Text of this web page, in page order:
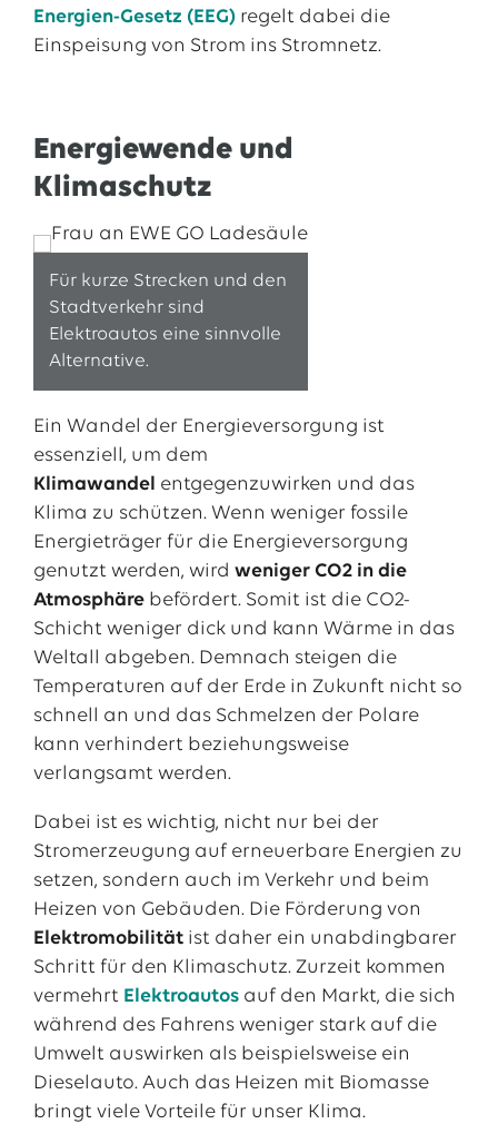
Energien-Gesetz (EEG)regelt dabei die
Einspeisung von Strom ins Stromnetz.
Energiewende und
Klimaschutz
Für kurze Strecken und den
Stadtverkehr sind
Elektroautos eine sinnvolle
Alternative.
Ein Wandel der Energieversorgung ist
essenziell, um dem
Klimawandel entgegenzuwirken und das
Klima zu schützen. Wenn weniger fossile
Energieträger für die Energieversorgung
genutzt werden, wird weniger CO2 in die
Atmosphärebefördert. Somit ist die CO2-
Schicht weniger dick und kann Wärme in das
Weltall abgeben. Demnach steigen die
Temperaturen auf der Erde in Zukunft nicht so
schnell an und das Schmelzen der Polare
kann verhindert beziehungsweise
verlangsamt werden.
Dabei ist es wichtig, nicht nur bei der
Stromerzeugung auf erneuerbare Energien zu
setzen, sondern auch im Verkehr und beim
Heizen von Gebäuden. Die Förderung von
Elektromobilität ist daher ein unabdingbarer
Schritt für den Klimaschutz. Zurzeit kommen
vermehrt Elektroautos auf den Markt, die sich
während des Fahrens weniger stark auf die
Umwelt auswirken als beispielsweise ein
Dieselauto. Auch das Heizen mit Biomasse
bringt viele Vorteile für unser Klima.